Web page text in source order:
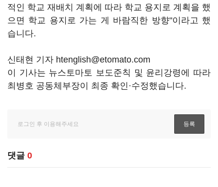
적인 학교 재배치 계획에 따라 학교 용지로 계획을 했
으면 학교 용지로 가는 게 바람직한 방향"이라고 했
습니다.
신태현 기자 htenglish@etomato.com
이 기사는 뉴스토마토 보도준칙 및 윤리강령에 따라
최병호 공동체부장이 최종 확인·수정했습니다.
댓글 0